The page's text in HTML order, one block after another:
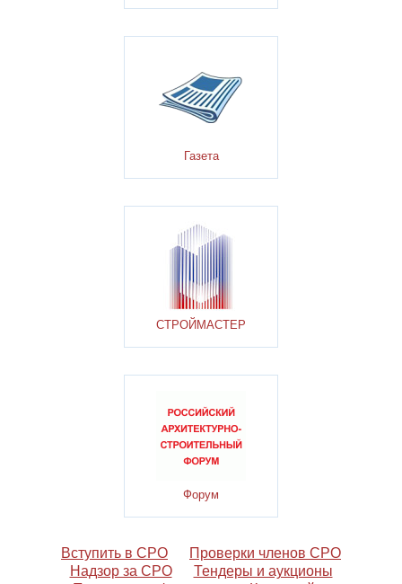
Газета
СТРОЙМАСТЕР
Форум
Вступить в СРО
Проверки членов СРО
Надзор за СРО
Тендеры и аукционы